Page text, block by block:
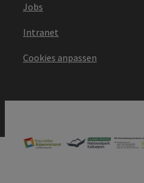
Jobs
Intranet
Cookies anpassen